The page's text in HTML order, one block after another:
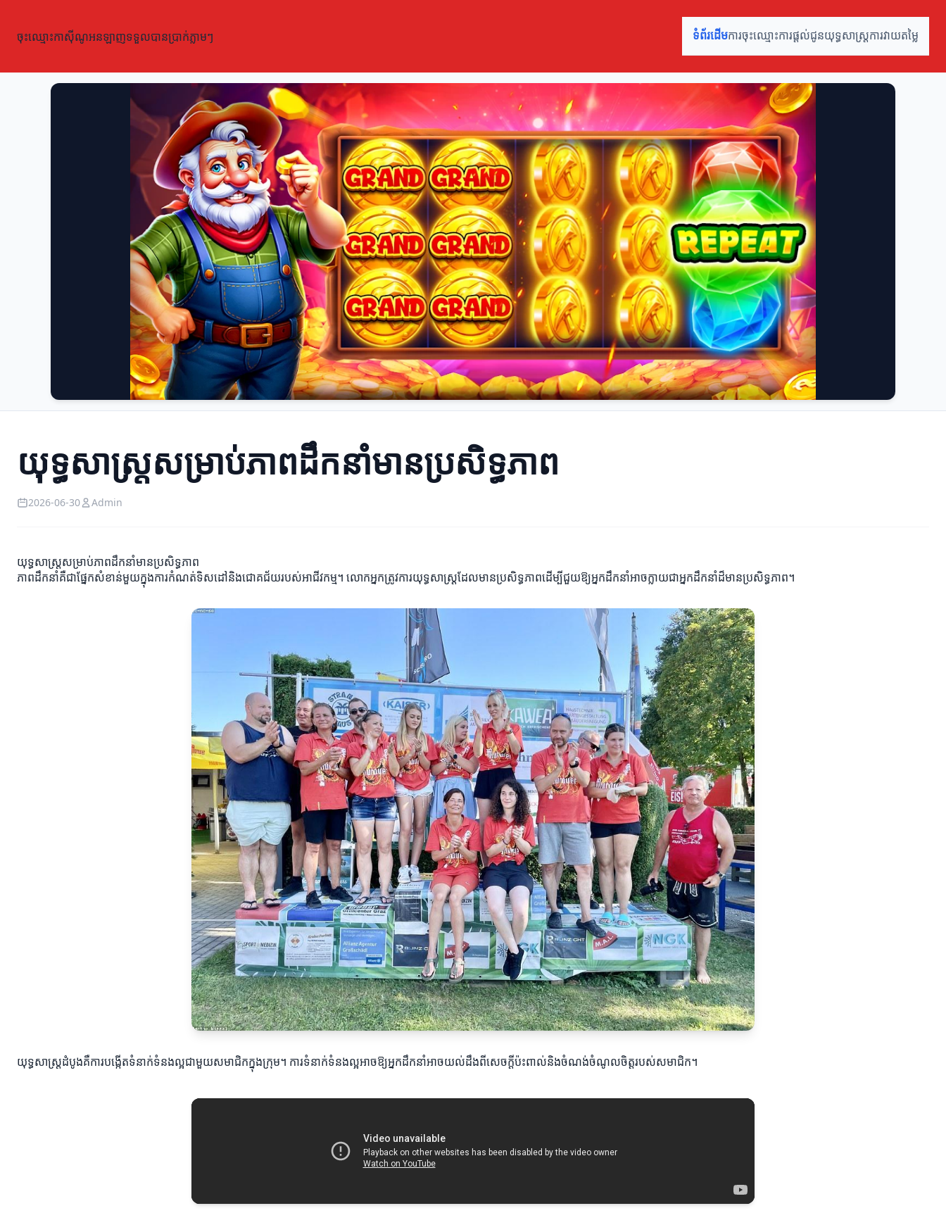
ចុះឈ្មោះកាស៊ីណូអនឡាញទទួលបានប្រាក់ភ្លាមៗ ទំព័រដើមការចុះឈ្មោះការផ្តល់ជូនយុទ្ធសាស្ត្រការវាយតម្លៃ
យុទ្ធសាស្ត្រសម្រាប់ភាពដឹកនាំមានប្រសិទ្ធភាព
2026-06-30 Admin
យុទ្ធសាស្ត្រសម្រាប់ភាពដឹកនាំមានប្រសិទ្ធភាព
ភាពដឹកនាំគឺជាផ្នែកសំខាន់មួយក្នុងការកំណត់ទិសដៅនិងជោគជ័យរបស់អាជីវកម្ម។ លោកអ្នកត្រូវការយុទ្ធសាស្ត្រដែលមានប្រសិទ្ធភាពដើម្បីជួយឱ្យអ្នកដឹកនាំអាចក្លាយជាអ្នកដឹកនាំដ៏មានប្រសិទ្ធភាព។
យុទ្ធសាស្ត្រដំបូងគឺការបង្កើតទំនាក់ទំនងល្អជាមួយសមាជិកក្នុងក្រុម។ ការទំនាក់ទំនងល្អអាចឱ្យអ្នកដឹកនាំអាចយល់ដឹងពីសេចក្តីប៉ះពាល់និងចំណង់ចំណូលចិត្តរបស់សមាជិក។